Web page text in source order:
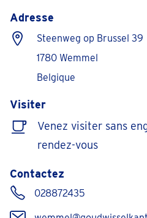
Adresse
Steenweg op Brussel 39
1780 Wemmel
Belgique
Visiter
Venez visiter sans
rendez-vous
Contactez
028872435